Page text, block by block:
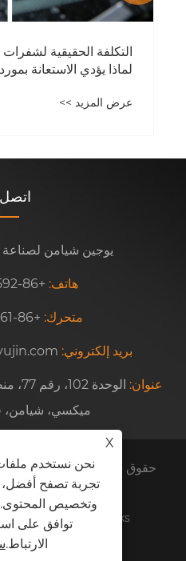
اتصل
يوجين شيامن لصناعة
هاتف: +86-592-7230097
متحرك: +86-13860488361
بريد إلكتروني:
عنوان:
ميكسي، شيامن،
البلاستيك المحدودة.
Links
Sitemap
RSS
X
نحن نستخدم
تجربة تصفح أفضل،
وتخصيص المحتوى.
توافق على
الارتباط.